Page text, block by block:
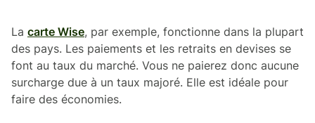
La carte Wise, par exemple, fonctionne dans la plupart
des pays. Les paiements et les retraits en devises se
font au taux du marché. Vous ne paierez donc aucune
surcharge due à un taux majoré. Elle est idéale pour
faire des économies.